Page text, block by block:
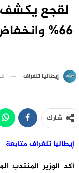
لقجع يكشف
66%
إيطاليا تلغراف
شارك
إيطاليا تلغراف متابعة
أكد الوزير المنتدب